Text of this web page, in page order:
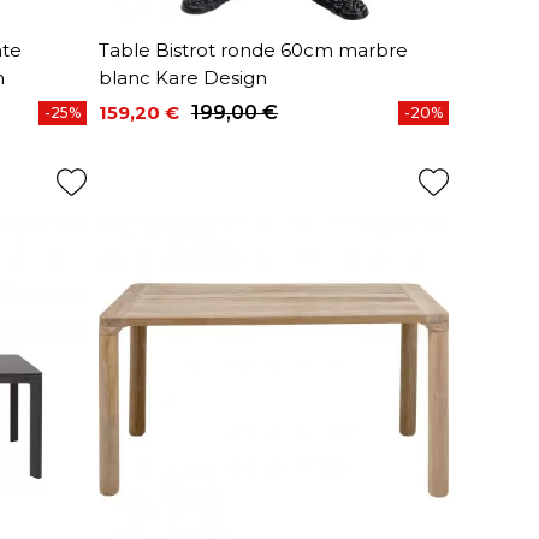
-25%
Table Bistrot ronde 60cm marbre
blanc Kare Design
Prix
159,20 €
Prix de base199,00 € -20%